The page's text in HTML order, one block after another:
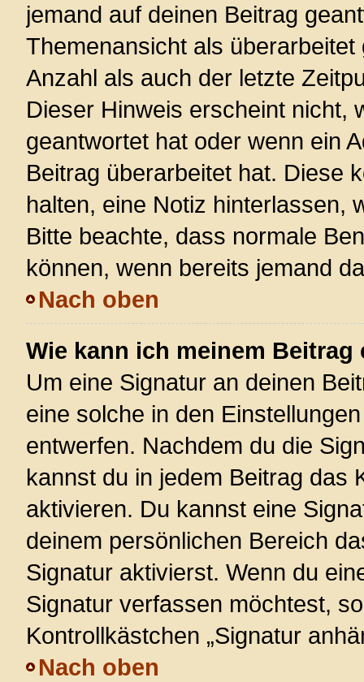
jemand auf deinen Beitrag
Themenansicht als
Anzahl als auch der letzte
Dieser Hinweis erscheint nicht,
geantwortet hat oder wenn ein
Beitrag überarbeitet hat. Diese
halten, eine Notiz hinterlassen,
Bitte beachte, dass normale
können, wenn bereits jemand
Nach oben
Wie kann ich meinem
Um eine Signatur an deinen
eine solche in den
entwerfen. Nachdem du die
kannst du in jedem Beitrag das
aktivieren. Du kannst eine
deinem persönlichen Bereich
Signatur aktivierst. Wenn du
Signatur verfassen möchtest,
Kontrollkästchen „Signatur
Nach oben